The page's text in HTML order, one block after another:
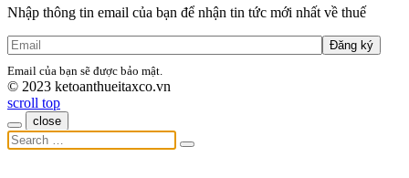
Nhập thông tin email của bạn để nhận tin tức mới nhất về thuế
Đăng ký
Email của bạn sẽ được bảo mật.
© 2023 ketoanthueitaxco.vn
scroll topscroll
top
close
Search
for: